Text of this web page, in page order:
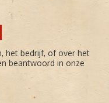
het bedrijf, of over het
beantwoord in onze